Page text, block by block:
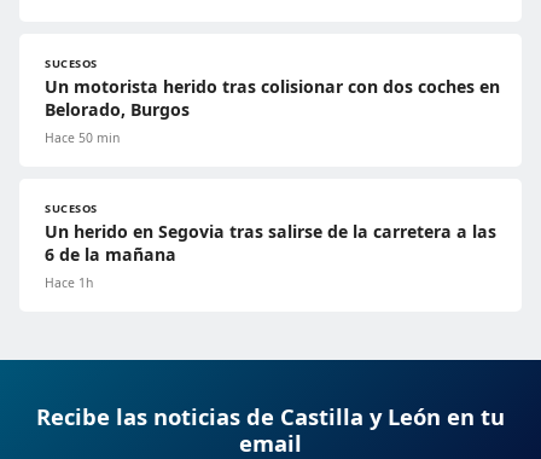
SUCESOS
Un motorista herido tras colisionar con dos coches en
Belorado, Burgos
Hace 50 min
SUCESOS
Un herido en Segovia tras salirse de la carretera a las
6 de la mañana
Hace 1h
Recibe las noticias de Castilla y León en tu
email